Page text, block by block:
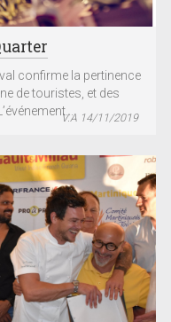
confirme la pertinence
de touristes, et des
V.A 14/11/2019